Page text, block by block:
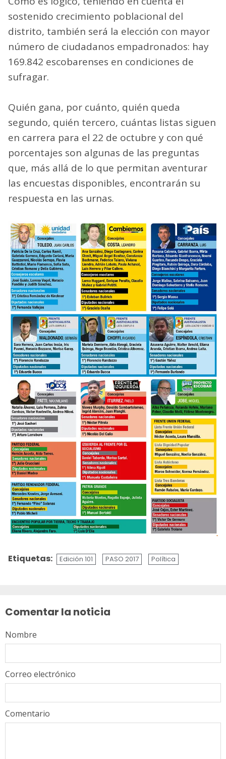
sostenido crecimiento poblacional del
distrito, también será la elección con mayor
número de ciudadanos empadronados: hay
169.842 escobarenses en condiciones de
sufragar.
Quién gana, por cuánto, quién queda
segundo, quién tercero, cuántas listas siguen
en carrera para el 22 de octubre y con qué
porcentajes son algunas de las preguntas
que, más allá de lo que permitan aventurar
las encuestas disponibles, encontrarán su
respuesta en las urnas.
Etiquetas: Edición 101 PASO 2017 Política
Comentar la noticia
Comentario
Nombre
Correo electrónico